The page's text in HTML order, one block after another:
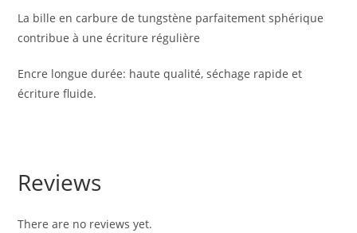
La bille en carbure de tungstène parfaitement sphérique
contribue à une écriture régulière
Encre longue durée: haute qualité, séchage rapide et
écriture fluide.
Reviews
There are no reviews yet.